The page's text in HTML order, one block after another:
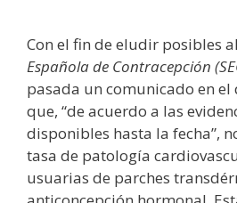
Con el fin de eludir posibles
Española de Contracepción
pasada un comunicado en
que, “de acuerdo a las
disponibles hasta la fecha”,
tasa de patología
usuarias de parches